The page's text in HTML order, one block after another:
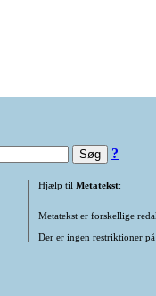
?
Hjælp til Metatekst:
Metatekst er forskellige
Der er ingen restriktioner